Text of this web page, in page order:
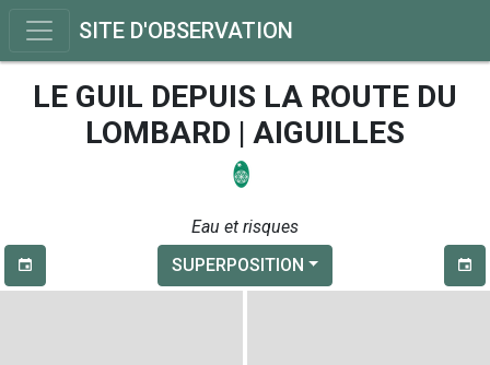
SITE D'OBSERVATION
LE GUIL DEPUIS LA ROUTE DU
LOMBARD | AIGUILLES
Eau et risques
SUPERPOSITION